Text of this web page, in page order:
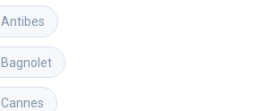
Antibes
Bagnolet
Cannes